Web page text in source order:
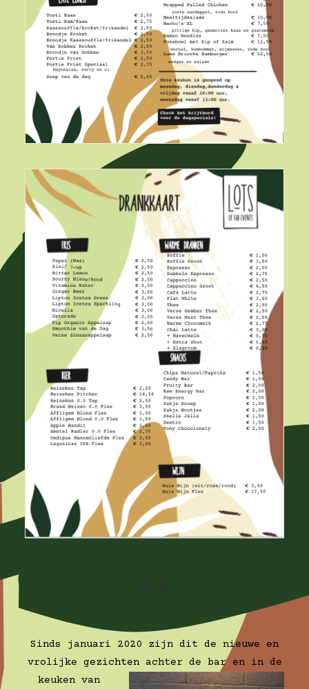
Sinds januari 2020 zijn dit de nieuwe en
vrolijke gezichtenachter de bar en in de
keuken van